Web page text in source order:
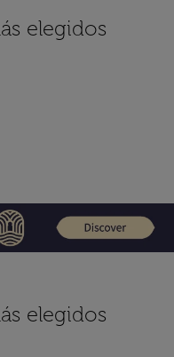
elegidos
elegidos